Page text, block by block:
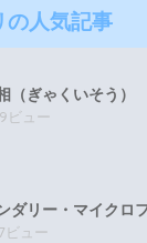
の人気記事
（ぎゃくいそう）
ビュー
ダリー・マイクロ
ビュー